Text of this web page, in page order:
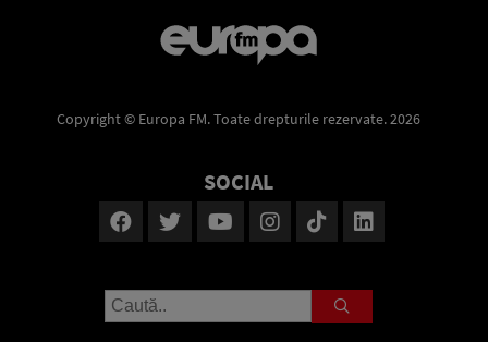
Copyright © Europa FM. Toate drepturile rezervate. 2026
SOCIAL